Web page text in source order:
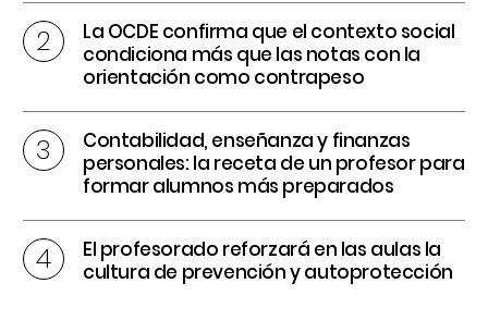
La OCDE confirma que el contexto social
condiciona más que las notas con la
orientación como contrapeso
Contabilidad, enseñanza y finanzas
personales: la receta de un profesor para
formar alumnos más preparados
El profesorado reforzará en las aulas la
cultura de prevención y autoprotección